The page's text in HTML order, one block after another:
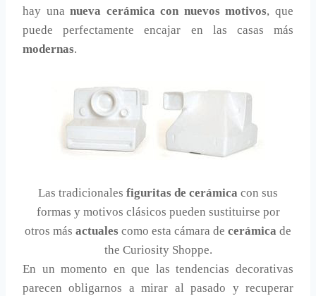
hay unanueva cerámica con nuevos motivos, que
puede perfectamente encajar en las casas más
modernas.
Las tradicionales figuritas de cerámica con sus
formas y motivos clásicos pueden sustituirse por
otros más actuales como esta cámara de cerámica de
the Curiosity Shoppe.
En un momento en que las tendencias decorativas
parecen obligarnos a mirar al pasado y recuperar